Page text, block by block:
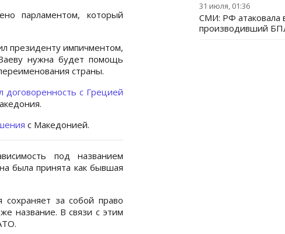
парламентом, который
президенту импичментом,
нужна будет помощь
страны.
с Грецией
с Македонией.
под названием
была принята как бывшая
за собой право
название. В связи с этим
31 июля, 01:36
СМИ: РФ атаковала
производивший